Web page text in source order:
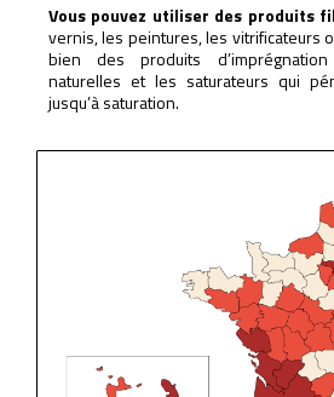
Vous pouvez utiliser des produits
vernis, les peintures, les vitrificateurs
bien des produits
naturelles et les saturateurs qui
jusqu’à saturation.